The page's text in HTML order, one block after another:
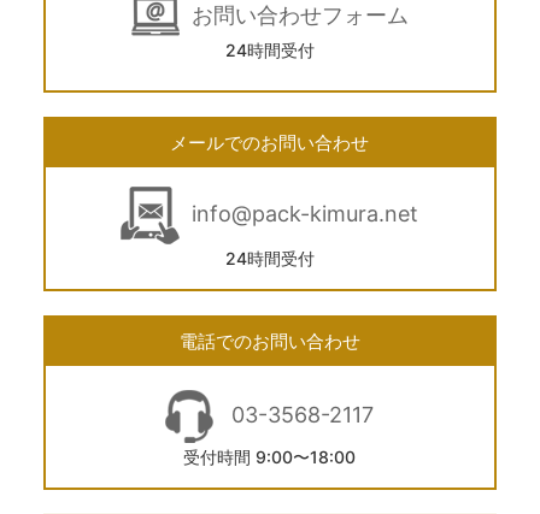
お問い合わせフォーム
24時間受付
メールでのお問い合わせ
info@pack-kimura.net
24時間受付
電話でのお問い合わせ
03-3568-2117
受付時間 9:00〜18:00